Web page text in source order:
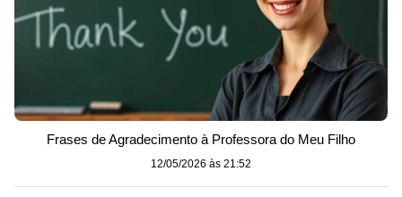
Frases de Agradecimento à Professora do Meu Filho
12/05/2026 às 21:52